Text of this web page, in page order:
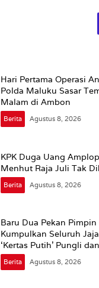
Hari Pertama Operasi
Polda Maluku Sasar
Malam di Ambon
Berita Agustus 8, 2026
KPK Duga Uang
Menhut Raja Juli Tak
Berita Agustus 8, 2026
Baru Dua Pekan
Kumpulkan Seluruh
‘Kertas Putih’ Pungli
Supplier harus Berhenti
Berita Agustus 8, 2026